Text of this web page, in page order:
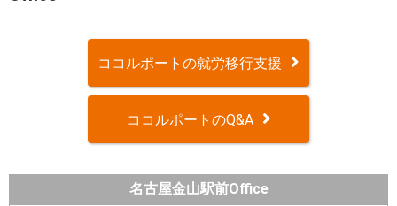
ココルポートの就労移行支援
ココルポートのQ&A
名古屋金山駅前Office